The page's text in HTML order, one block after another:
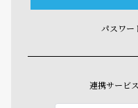
パスワー
連携サービ